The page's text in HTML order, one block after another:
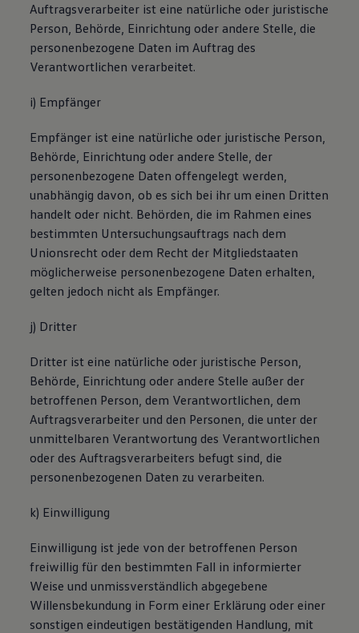
Auftragsverarbeiter ist eine natürliche oder juristische
Person, Behörde, Einrichtung oder andere Stelle, die
personenbezogene Daten im Auftrag des
Verantwortlichen verarbeitet.
i) Empfänger
Empfänger ist eine natürliche oder juristische Person,
Behörde, Einrichtung oder andere Stelle, der
personenbezogene Daten offengelegt werden,
unabhängig davon, ob es sich bei ihr um einen Dritten
handelt oder nicht. Behörden, die im Rahmen eines
bestimmten Untersuchungsauftrags nach dem
Unionsrecht oder dem Recht der Mitgliedstaaten
möglicherweise personenbezogene Daten erhalten,
gelten jedoch nicht als Empfänger.
j) Dritter
Dritter ist eine natürliche oder juristische Person,
Behörde, Einrichtung oder andere Stelle außer der
betroffenen Person, dem Verantwortlichen, dem
Auftragsverarbeiter und den Personen, die unter der
unmittelbaren Verantwortung des Verantwortlichen
oder des Auftragsverarbeiters befugt sind, die
personenbezogenen Daten zu verarbeiten.
k) Einwilligung
Einwilligung ist jede von der betroffenen Person
freiwillig für den bestimmten Fall in informierter
Weise und unmissverständlich abgegebene
Willensbekundung in Form einer Erklärung oder einer
sonstigen eindeutigen bestätigenden Handlung, mit